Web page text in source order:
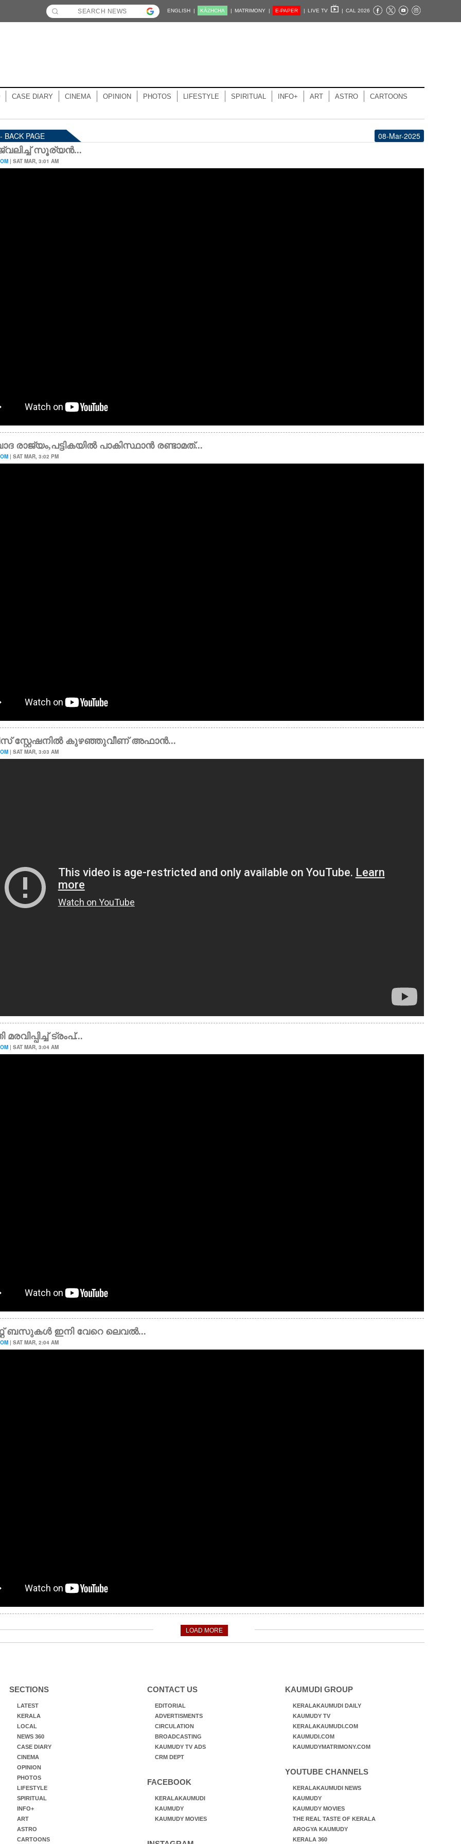
ENGLISH | KĀZHCHA | MATRIMONY | E-PAPER | LIVE TV | CAL 2026
CASE DIARY CINEMA OPINION PHOTOS LIFESTYLE SPIRITUAL INFO+ ART ASTRO CARTOONS
BACK PAGE
08-Mar-2025
സൂര്യൻ...
| SAT MAR, 3:01 AM
രാജ്യം,പട്ടികയിൽ പാകിസ്ഥാൻ രണ്ടാമത്...
| SAT MAR, 3:02 PM
സ്റ്റേഷനിൽ കുഴഞ്ഞുവീണ് അഫാൻ...
| SAT MAR, 3:03 AM
ട്രംപ്...
| SAT MAR, 3:04 AM
ബസുകൾ ഇനി വേറെ ലെവൽ...
| SAT MAR, 2:04 AM
LOAD MORE
SECTIONS
LATEST
KERALA
LOCAL
NEWS 360
CASE DIARY
CINEMA
OPINION
PHOTOS
LIFESTYLE
SPIRITUAL
INFO+
ART
ASTRO
CARTOONS
CONTACT US
EDITORIAL
ADVERTISMENTS
CIRCULATION
BROADCASTING
KAUMUDY TV ADS
CRM DEPT
FACEBOOK
KERALAKAUMUDI
KAUMUDY
KAUMUDY MOVIES
KAUMUDI GROUP
KERALAKAUMUDI DAILY
KAUMUDY TV
KERALAKAUMUDI.COM
KAUMUDI.COM
KAUMUDYMATRIMONY.COM
YOUTUBE CHANNELS
KERALAKAUMUDI NEWS
KAUMUDY
KAUMUDY MOVIES
THE REAL TASTE OF KERALA
AROGYA KAUMUDY
KERALA 360